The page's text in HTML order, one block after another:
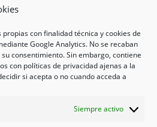
con finalidad técnica y cookies de
Google Analytics. No se recaban
consentimiento. Sin embargo, contiene
con políticas de privacidad ajenas a la
si acepta o no cuando acceda a
Siempre activo